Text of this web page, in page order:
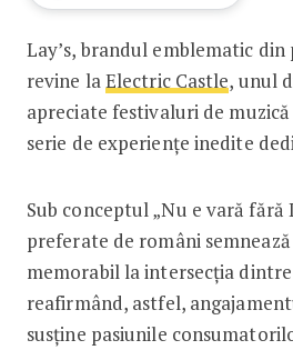
Nu e vară fără
Lay’s, brandul emblematic
revine laElectric Castle, unul
apreciate festivaluri de
serie de experiențe inedite
Sub conceptul „Nu e vară fără
preferate de români
memorabil la intersecția
reafirmând, astfel,
susține pasiunile